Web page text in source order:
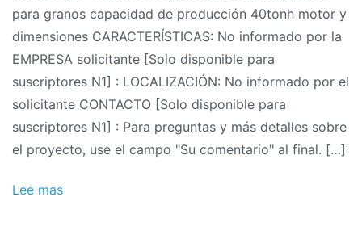
proyectos
11/2011:
Cálculos
de
un
elevador
de
para granos capacidad de producción 40tonh motor y
dimensiones CARACTERÍSTICAS: No informado por la
EMPRESA solicitante [Solo disponible para
suscriptores N1] : LOCALIZACIÓN: No informado por el
solicitante CONTACTO [Solo disponible para
suscriptores N1] : Para preguntas y más detalles sobre
el proyecto, use el campo "Su comentario" al final. […]
Lee mas